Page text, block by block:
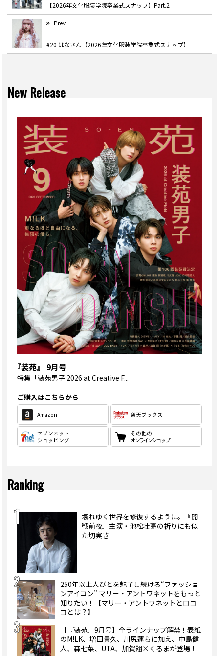
【2026年文化服装学院卒業式スナップ】Part.2
Prev
#20 はなさん【2026年文化服装学院卒業式スナップ】
New Release
『装苑』 9月号
特集 「装苑男子 2026 at Creative F...
ご購入はこちらから
Amazon 楽天ブックス
セブンネット
ショッピング
その他の
オンラインショップ
Ranking
壊れゆく世界を修復するように。『開
戦前夜』主演・池松壮亮の祈りにも似
た切実さ
250年以上人びとを魅了し続ける“ファッショ
ンアイコン” マリー・アントワネットをもっと
知りたい！【マリー・アントワネットとロコ
コとは？】
【『装苑』9月号】全ラインナップ解禁！表紙
のM!LK、増田貴久、川尻蓮らに加え、中島健
人、森七菜、UTA、加賀翔×くるまが登場！